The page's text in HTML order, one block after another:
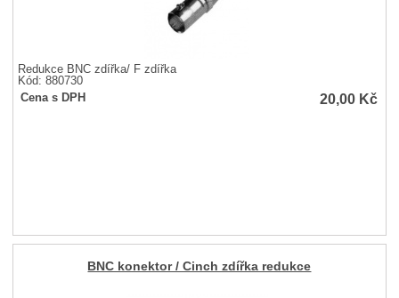
Redukce BNC zdířka/ F zdířka
Kód: 880730
Cena s DPH
20,00 Kč
BNC konektor / Cinch zdířka redukce